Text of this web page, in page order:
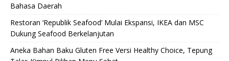
Bahasa Daerah
Restoran ‘Republik Seafood’ Mulai Ekspansi, IKEA dan MSC
Dukung Seafood Berkelanjutan
Aneka Bahan Baku Gluten Free Versi Healthy Choice, Tepung